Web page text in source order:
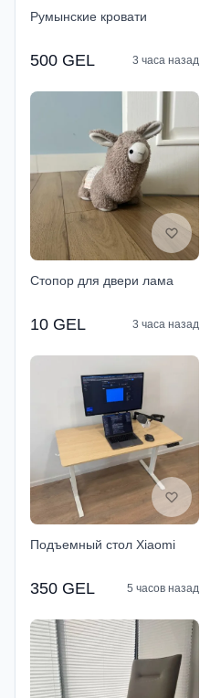
Румынские кровати
500 GEL 3 часа назад
Стопор для двери лама
10 GEL 3 часа назад
Подъемный стол Xiaomi
350 GEL 5 часов назад